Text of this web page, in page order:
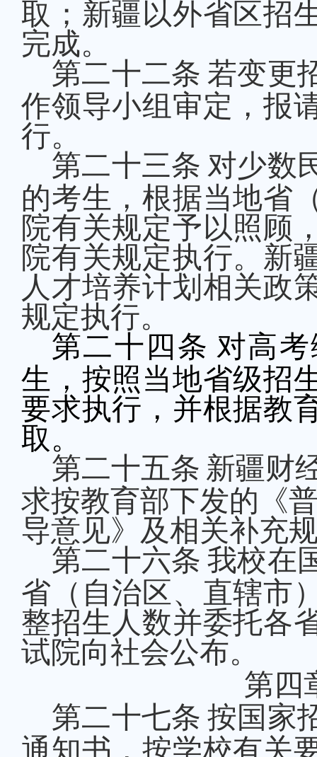
取 ；新疆以外省区招
完成。
第二十二条 若变更
作领导小组审定，报
行。
第二十三条 对少数
的考生，根据当地省
院有关规定予以照顾
院有关规定执行。新
人才培养计划相关政
规定执行。
第二十 四 条 对高
生，按照当地省级招
要求执行，并根据教
取。
第二十五条 新疆财
求按教育部下发的《
导意见》及相关补充
第二十六条 我校在
省（自治区、直辖市
整招生人数并委托各
试院向社会公布。
第四
第二十七条 按国家
通知书，按学校有关